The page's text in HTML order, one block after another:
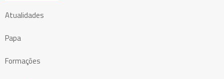
Atualidades
Papa
Formações